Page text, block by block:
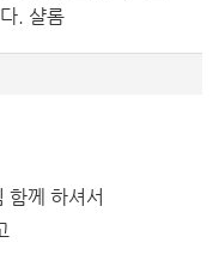
. 샬롬
함께 하셔서